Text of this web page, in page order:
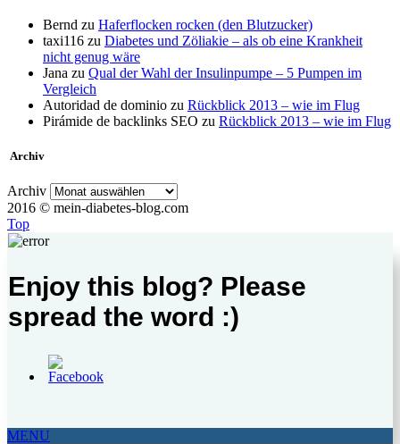
Bernd zu Haferflocken rocken (den Blutzucker)
taxi116 zu Diabetes und Zöliakie – als ob eine Krankheit
nicht genug wäre
Jana zu Qual der Wahl der Insulinpumpe – 5 Pumpen im
Vergleich
Autoridad de dominio zu Rückblick 2013 – wie im Flug
Pirámide de backlinks SEO zu Rückblick 2013 – wie im Flug
Archiv
Archiv
2016 © mein-diabetes-blog.com
Top
Enjoy this blog? Please
spread the word :)
MENU